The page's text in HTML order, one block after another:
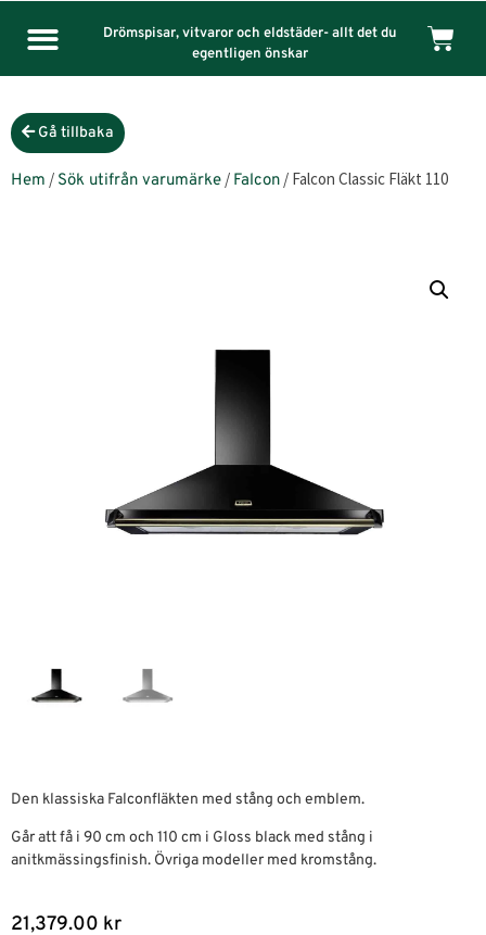
Drömspisar, vitvaror och eldstäder- allt det du
egentligen önskar
Gå tillbaka
Hem / Sök utifrån varumärke / Falcon / Falcon Classic Fläkt 110
Den klassiska Falconfläkten med stång och emblem.
Går att få i 90 cm och 110 cm i Gloss black med stång i
anitkmässingsfinish. Övriga modeller med kromstång.
21,379.00 kr